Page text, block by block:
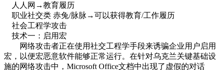
人人网→教育履历
职业社交类 赤兔/脉脉→可以获得教育/工作履历
社会工程学攻击
技术一：启用宏
网络攻击者正在使用社交工程学手段来诱骗企业用户启用
宏，以便宏恶意软件能够正常运行。在针对乌克兰关键基础设
施的网络攻击中，Microsoft Office文档中出现了虚假的对话